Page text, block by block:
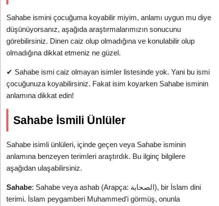
Sahabe ismini çocuğuma koyabilir miyim, anlamı uygun mu diye
düşünüyorsanız, aşağıda araştırmalarımızın sonucunu
görebilirsiniz. Dinen caiz olup olmadığına ve konulabilir olup
olmadığına dikkat etmeniz ne güzel.
✔ Sahabe ismi caiz olmayan isimler listesinde yok. Yani bu ismi
çocuğunuza koyabilirsiniz. Fakat isim koyarken Sahabe isminin
anlamına dikkat edin!
Sahabe İsmili Ünlüler
Sahabe isimli ünlüleri, içinde geçen veya Sahabe isminin
anlamına benzeyen terimleri araştırdık. Bu ilginç bilgilere
aşağıdan ulaşabilirsiniz.
Sahabe: Sahabe veya ashab (Arapça: الصحابة), bir İslam dini
terimi. İslam peygamberi Muhammed’i görmüş, onunla